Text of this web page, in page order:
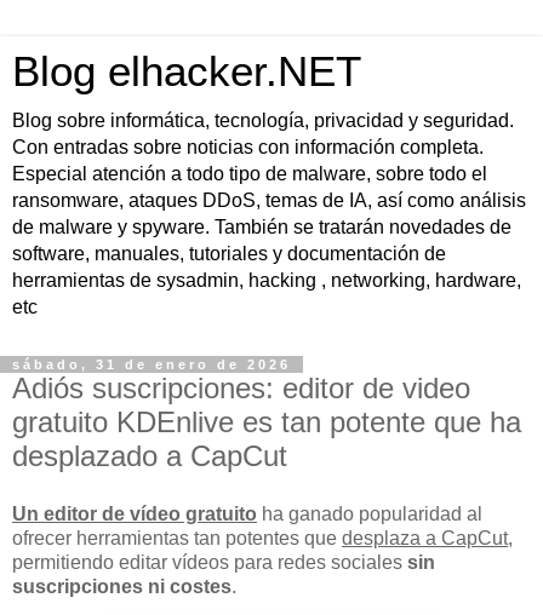
Blog elhacker.NET
Blog sobre informática, tecnología, privacidad y seguridad.
Con entradas sobre noticias con información completa.
Especial atención a todo tipo de malware, sobre todo el
ransomware, ataques DDoS, temas de IA, así como análisis
de malware y spyware. También se tratarán novedades de
software, manuales, tutoriales y documentación de
herramientas de sysadmin, hacking , networking, hardware,
etc
sábado, 31 de enero de 2026
Adiós suscripciones: editor de video
gratuito KDEnlive es tan potente que ha
desplazado a CapCut
Un editor de vídeo gratuito ha ganado popularidad al
ofrecer herramientas tan potentes que desplaza a CapCut,
permitiendo editar vídeos para redes sociales sin
suscripciones ni costes.